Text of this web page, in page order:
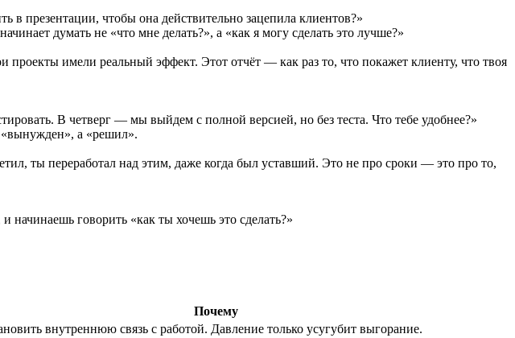
презентации, чтобы она действительно зацепила клиентов?»
думать не «что мне делать?», а «как я могу сделать это лучше?»
имели реальный эффект. Этот отчёт — как раз то, что покажет клиенту, что твоя
В четверг — мы выйдем с полной версией, но без теста. Что тебе удобнее?»
а «решил».
ты переработал над этим, даже когда был уставший. Это не про сроки — это про то,
начинаешь говорить «как ты хочешь это сделать?»
Почему
внутреннюю связь с работой. Давление только усугубит выгорание.